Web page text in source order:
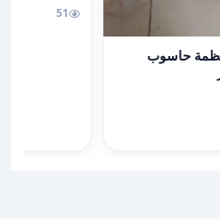
مراقبه وأنظمة حاسوب أجهزة
حاسوب
51